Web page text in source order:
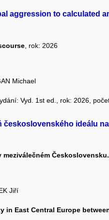
aggression to calculated
, rok: 2026
Michael
Vyd. 1st ed., rok: 2026,
československého ideálu
Jiří
in East Central Europe